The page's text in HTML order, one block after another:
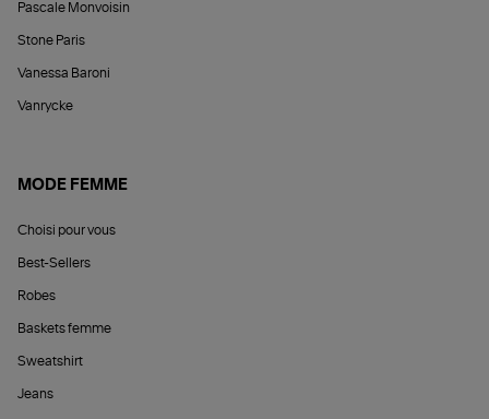
Pascale Monvoisin
Stone Paris
Vanessa Baroni
Vanrycke
MODE FEMME
Choisi pour vous
Best-Sellers
Robes
Baskets femme
Sweatshirt
Jeans